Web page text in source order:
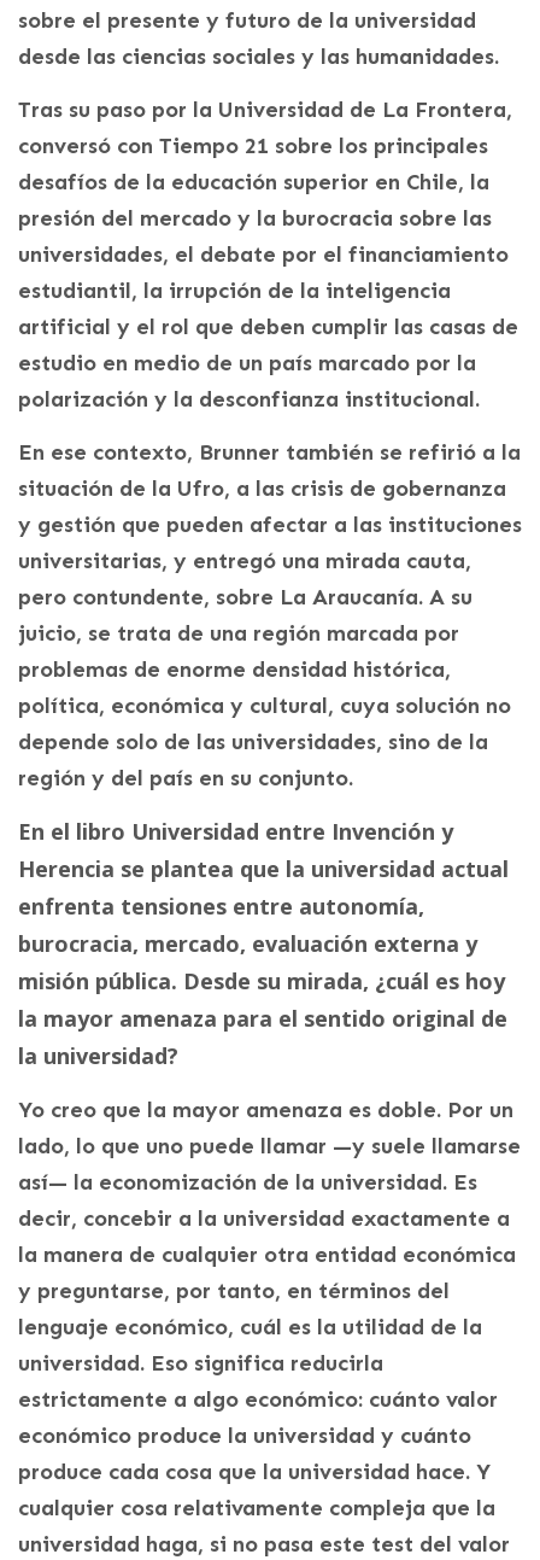
sobre el presente y futuro de la universidad
desde las ciencias sociales y las humanidades.
Tras su paso por la Universidad de La Frontera,
conversó con Tiempo 21 sobre los principales
desafíos de la educación superior en Chile, la
presión del mercado y la burocracia sobre las
universidades, el debate por el financiamiento
estudiantil, la irrupción de la inteligencia
artificial y el rol que deben cumplir las casas de
estudio en medio de un país marcado por la
polarización y la desconfianza institucional.
En ese contexto, Brunner también se refirió a la
situación de la Ufro, a las crisis de gobernanza
y gestión que pueden afectar a las instituciones
universitarias, y entregó una mirada cauta,
pero contundente, sobre La Araucanía. A su
juicio, se trata de una región marcada por
problemas de enorme densidad histórica,
política, económica y cultural, cuya solución no
depende solo de las universidades, sino de la
región y del país en su conjunto.
En el libro Universidad entre Invención y
Herencia se plantea que la universidad actual
enfrenta tensiones entre autonomía,
burocracia, mercado, evaluación externa y
misión pública. Desde su mirada, ¿cuál es hoy
la mayor amenaza para el sentido original de
la universidad?
Yo creo que la mayor amenaza es doble. Por un
lado, lo que uno puede llamar —y suele llamarse
así— la economización de la universidad. Es
decir, concebir a la universidad exactamente a
la manera de cualquier otra entidad económica
y preguntarse, por tanto, en términos del
lenguaje económico, cuál es la utilidad de la
universidad. Eso significa reducirla
estrictamente a algo económico: cuánto valor
económico produce la universidad y cuánto
produce cada cosa que la universidad hace. Y
cualquier cosa relativamente compleja que la
universidad haga, si no pasa este test del valor